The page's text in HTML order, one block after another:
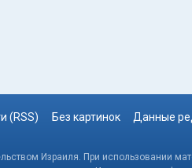
(RSS) Без картинок Данные
Израиля. При использовании